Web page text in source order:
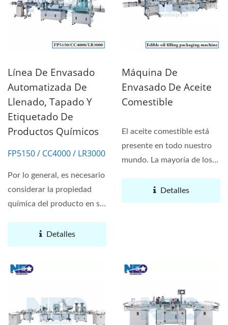
Línea De Envasado
Automatizada De
Llenado, Tapado Y
Etiquetado De
Productos Químicos
FP5150 / CC4000 / LR3000
Por lo general, es necesario
considerar la propiedad
química del producto en sí
Detalles
Máquina De
Envasado De Aceite
Comestible
El aceite comestible está
presente en todo nuestro
mundo. La mayoría de los
Detalles